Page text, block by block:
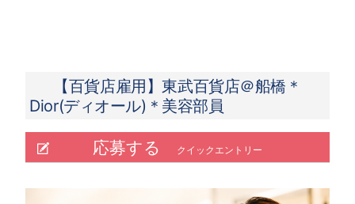
実績：30万円
・特別賞与 年1回（ピアスグループの業績状
況により支給）※直近の支給実績：15万円
【昇給】年１回 （4月）
【百貨店雇用】東武百貨店＠船橋＊
Dior(ディオール)＊美容部員
応募する クイックエントリー